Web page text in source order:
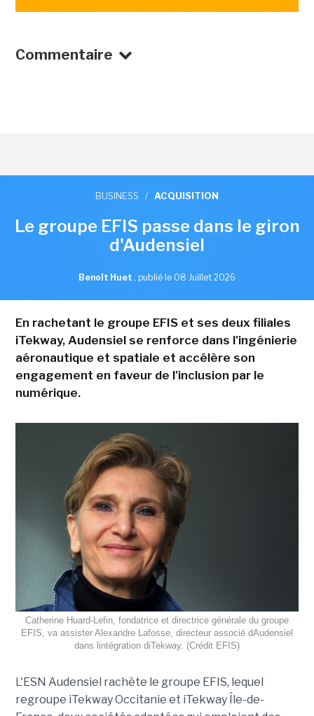
Commentaire
BUSINESS / ACQUISITION
Le groupe EFIS passe dans le giron
d'Audensiel
Benoît Huet , publié le 08 Juillet 2026
En rachetant le groupe EFIS et ses deux filiales
iTekway, Audensiel se renforce dans l'ingénierie
aéronautique et spatiale et accélère son
engagement en faveur de l'inclusion par le
numérique.
Catherine Huard-Lefin, fondatrice et directrice générale du groupe
EFIS, va assister Alexandre Lafosse, directeur associé dAudensiel
dans lintégration diTekway. (Crédit EFIS)
L'ESN Audensiel rachète le groupe EFIS, lequel
regroupe iTekway Occitanie et iTekway Île-de-